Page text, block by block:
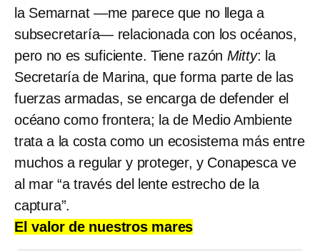
la Semarnat —me parece que no llega a
subsecretaría— relacionada con los océanos,
pero no es suficiente. Tiene razón Mitty: la
Secretaría de Marina, que forma parte de las
fuerzas armadas, se encarga de defender el
océano como frontera; la de Medio Ambiente
trata a la costa como un ecosistema más entre
muchos a regular y proteger, y Conapesca ve
al mar “a través del lente estrecho de la
captura”.
El valor de nuestros mares